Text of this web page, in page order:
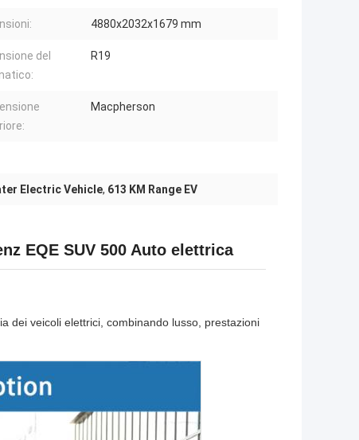
4880x2032x1679 mm
del
R19
Macpherson
Electric Vehicle, 613 KM Range EV
EQE SUV 500 Auto elettrica
dei veicoli elettrici, combinando lusso, prestazioni